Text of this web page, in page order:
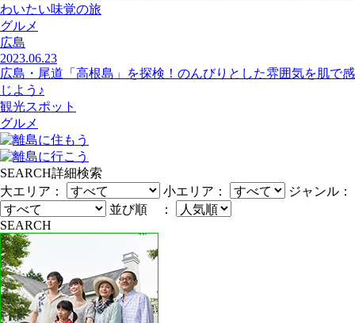
わいたい味覚の旅
グルメ
広島
2023.06.23
広島・尾道「高根島」を探検！のんびりとした雰囲気を肌で感
じよう♪
観光スポット
グルメ
SEARCH詳細検索
大エリア：
小エリア：
ジャンル：
並び順 ：
SEARCH